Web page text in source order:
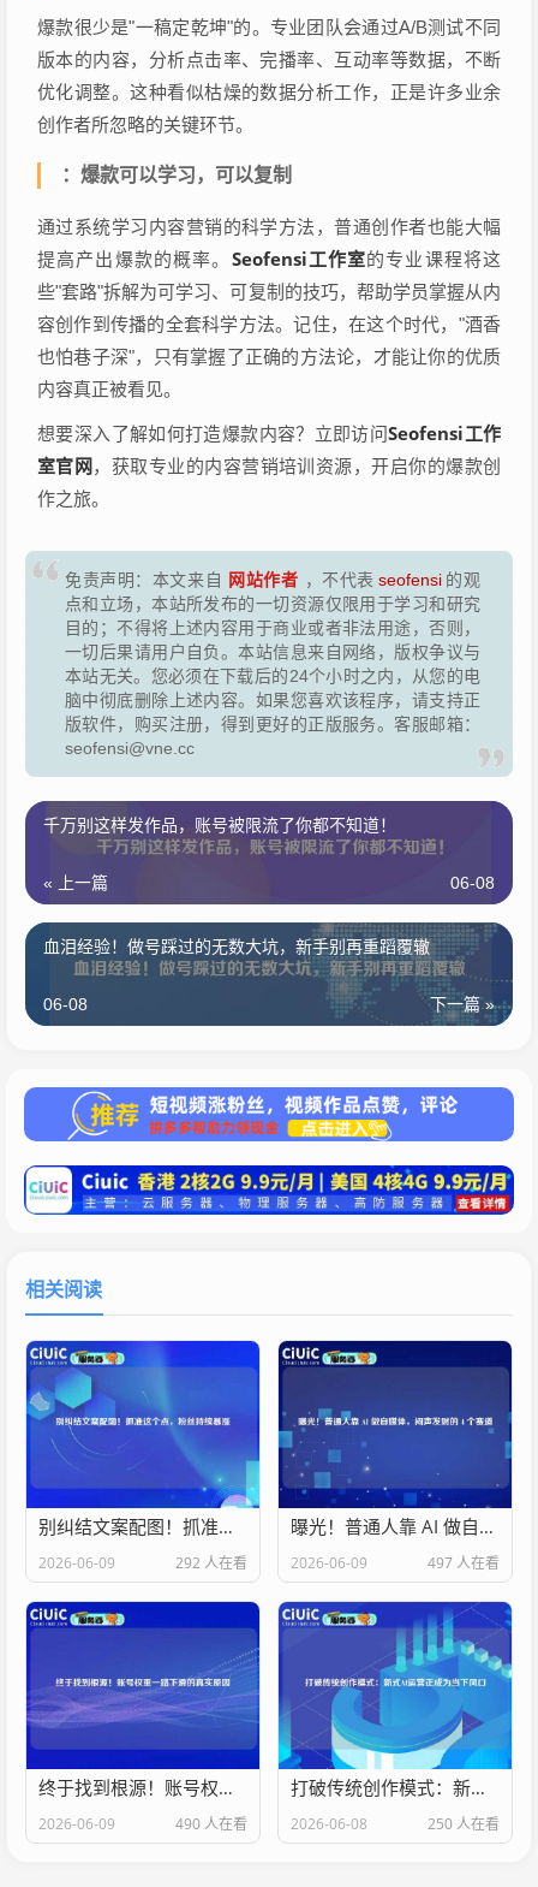
爆款很少是"一稿定乾坤"的。专业团队会通过A/B测试不同
版本的内容，分析点击率、完播率、互动率等数据，不断
优化调整。这种看似枯燥的数据分析工作，正是许多业余
创作者所忽略的关键环节。
：爆款可以学习，可以复制
通过系统学习内容营销的科学方法，普通创作者也能大幅
提高产出爆款的概率。 Seofensi工作室的专业课程将这
些"套路"拆解为可学习、可复制的技巧，帮助学员掌握从内
容创作到传播的全套科学方法。记住，在这个时代，"酒香
也怕巷子深"，只有掌握了正确的方法论，才能让你的优质
内容真正被看见。
想要深入了解如何打造爆款内容？立即访问Seofensi工作
室官网，获取专业的内容营销培训资源，开启你的爆款创
作之旅。
免责声明：本文来自 网站作者 ，不代表 seofensi 的观
点和立场，本站所发布的一切资源仅限用于学习和研究
目的；不得将上述内容用于商业或者非法用途，否则，
一切后果请用户自负。本站信息来自网络，版权争议与
本站无关。您必须在下载后的24个小时之内，从您的电
脑中彻底删除上述内容。如果您喜欢该程序，请支持正
版软件，购买注册，得到更好的正版服务。客服邮箱：
seofensi@vne.cc
千万别这样发作品，账号被限流了你都不知道！
« 上一篇 06-08
血泪经验！做号踩过的无数大坑，新手别再重蹈覆辙
下一篇 »
06-08
相关阅读
别纠结文案配图！抓准这个点，粉丝持续暴涨
2026-06-09 292 人在看
曝光！普通人靠 AI 做自媒体，闷声发财的 4 个赛道
2026-06-09 497 人在看
终于找到根源！账号权重一路下滑的真实原因
2026-06-09 490 人在看
打破传统创作模式：新式AI运营正成为当下风口
2026-06-08 250 人在看